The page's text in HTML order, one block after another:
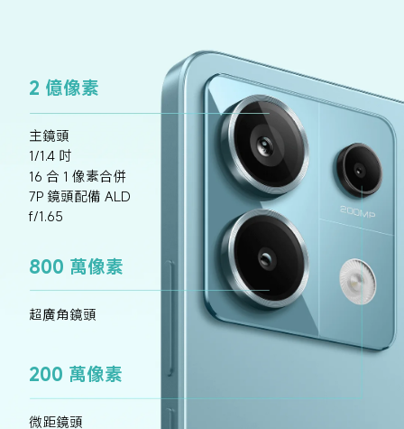
2 億像素
主鏡頭
1/1.4 吋
16 合 1 像素合併
7P 鏡頭配備 ALD
f/1.65
800 萬像素
超廣角鏡頭
200 萬像素
微距鏡頭